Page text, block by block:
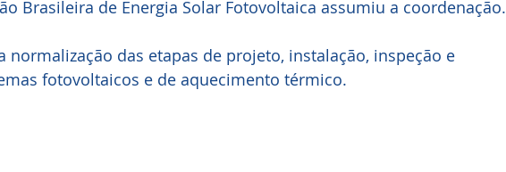
Brasileira de Energia Solar Fotovoltaica assumiu a coordenação.
normalização das etapas de projeto, instalação, inspeção e
fotovoltaicos e de aquecimento térmico.